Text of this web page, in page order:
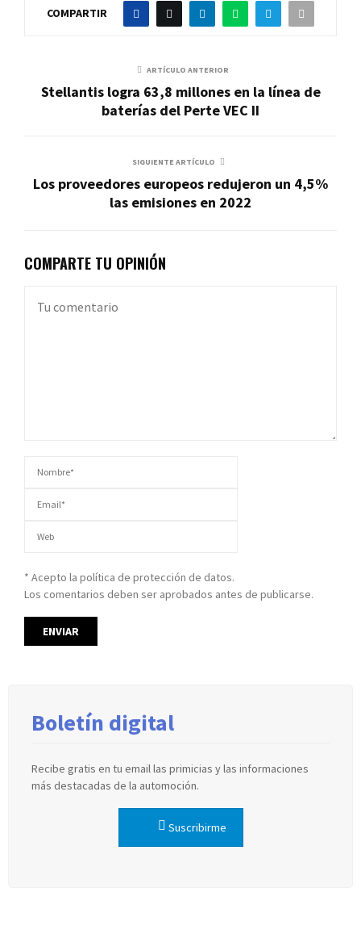
COMPARTIR
ARTÍCULO ANTERIOR
Stellantis logra 63,8 millones en la línea de
baterías del Perte VEC II
SIGUIENTE ARTÍCULO
Los proveedores europeos redujeron un 4,5%
las emisiones en 2022
COMPARTE TU OPINIÓN
* Acepto la política de protección de datos.
Los comentarios deben ser aprobados antes de publicarse.
Boletín digital
Recibe gratis en tu email las primicias y las informaciones
más destacadas de la automoción.
Suscribirme